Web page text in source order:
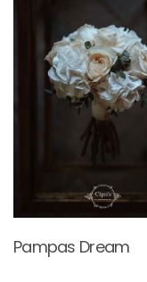
Pampas Dream